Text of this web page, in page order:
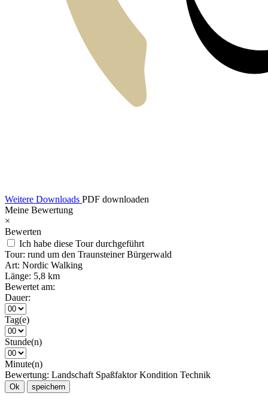
Weitere Downloads PDF downloaden
Meine Bewertung
×
Bewerten
Ich habe diese Tour durchgeführt
Tour: rund um den Traunsteiner Bürgerwald
Art: Nordic Walking
Länge: 5,8 km
Bewertet am:
Dauer:
Tag(e)
Stunde(n)
Minute(n)
Bewertung: Landschaft Spaßfaktor Kondition Technik
Ok speichern